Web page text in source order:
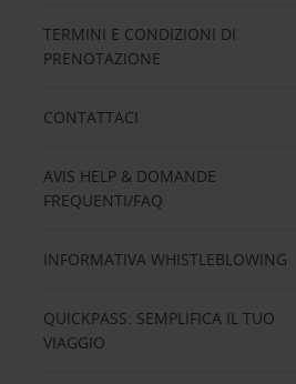
TERMINI E CONDIZIONI DI
PRENOTAZIONE
CONTATTACI
AVIS HELP & DOMANDE
FREQUENTI/FAQ
INFORMATIVA WHISTLEBLOWING
QUICKPASS: SEMPLIFICA IL TUO
VIAGGIO